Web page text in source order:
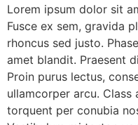
Lorem ipsum dolor sit
Fusce ex sem, gravida
rhoncus sed justo.
amet blandit. Praesent
Proin purus lectus,
ullamcorper arcu.
torquent per conubia